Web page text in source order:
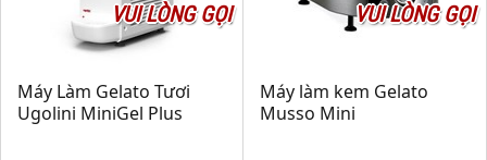
VUI LÒNG GỌI
Máy Làm Gelato Tươi
Ugolini MiniGel Plus
VUI LÒNG GỌI
Máy làm kem Gelato
Musso Mini